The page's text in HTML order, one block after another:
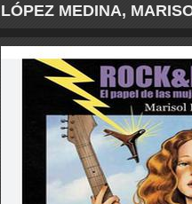
LÓPEZ MEDINA,